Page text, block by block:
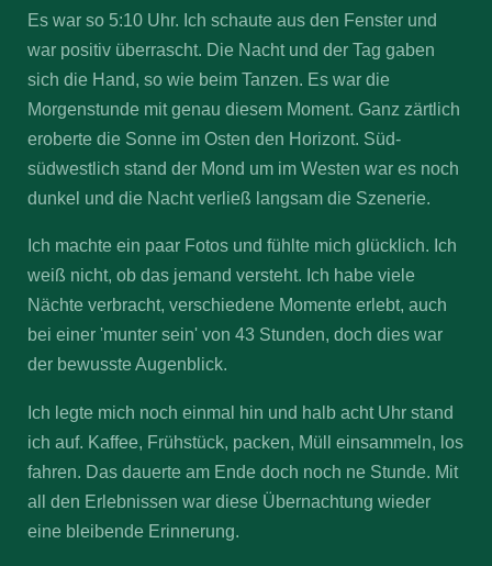
Es war so 5:10 Uhr. Ich schaute aus den Fenster und
war positiv überrascht. Die Nacht und der Tag gaben
sich die Hand, so wie beim Tanzen. Es war die
Morgenstunde mit genau diesem Moment. Ganz zärtlich
eroberte die Sonne im Osten den Horizont. Süd-
südwestlich stand der Mond um im Westen war es noch
dunkel und die Nacht verließ langsam die Szenerie.
Ich machte ein paar Fotos und fühlte mich glücklich. Ich
weiß nicht, ob das jemand versteht. Ich habe viele
Nächte verbracht, verschiedene Momente erlebt, auch
bei einer 'munter sein' von 43 Stunden, doch dies war
der bewusste Augenblick.
Ich legte mich noch einmal hin und halb acht Uhr stand
ich auf. Kaffee, Frühstück, packen, Müll einsammeln, los
fahren. Das dauerte am Ende doch noch ne Stunde. Mit
all den Erlebnissen war diese Übernachtung wieder
eine bleibende Erinnerung.